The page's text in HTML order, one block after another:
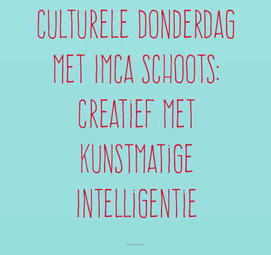
Culturele Donderdag
met Imca Schoots:
Creatief met
Kunstmatige
Intelligentie